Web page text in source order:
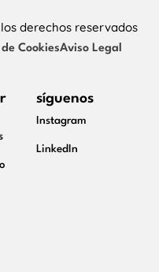
derechos reservados
CookiesAviso Legal
síguenos
Instagram
LinkedIn